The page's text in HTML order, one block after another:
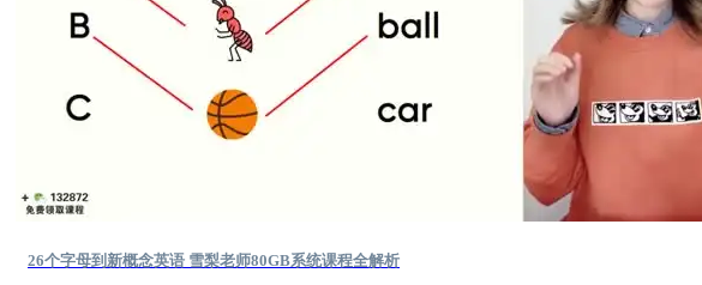
26个字母到新概念英语 雪梨老师80GB系统课程全解析